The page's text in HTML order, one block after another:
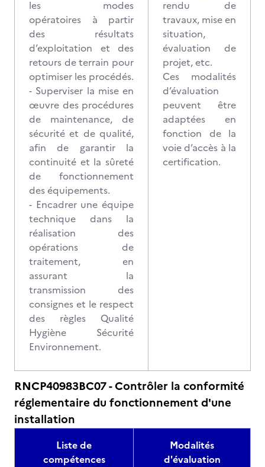
les modes
opératoires à partir
des résultats
d’exploitation et des
retours de terrain pour
optimiser les procédés.
- Superviser la mise en
œuvre des procédures
de maintenance, de
sécurité et de qualité,
afin de garantir la
continuité et la sûreté
de fonctionnement
des équipements.
- Encadrer une équipe
technique dans la
réalisation des
opérations de
traitement, en
assurant la
transmission des
consignes et le respect
des règles Qualité
Hygiène Sécurité
Environnement.
rendu de
travaux, mise en
situation,
évaluation de
projet, etc.
Ces modalités
d’évaluation
peuvent être
adaptées en
fonction de la
voie d’accès à la
certification.
RNCP40983BC07 - Contrôler la conformité
réglementaire du fonctionnement d'une
installation
Liste de
compétences
Modalités
d'évaluation